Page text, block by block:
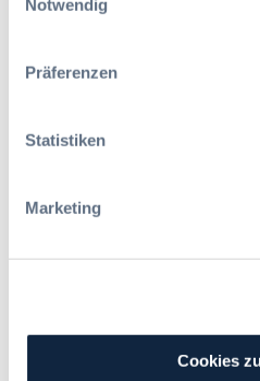
Notwendig
Präferenzen
Statistiken
Marketing
Cookies
Protokollen und Ports in
Sollte beispielsweise eine
Verbindungen zulassen.